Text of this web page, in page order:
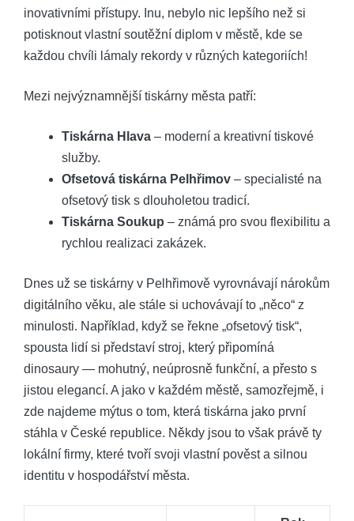
inovativními přístupy. ‍Inu, nebylo nic ‌lepšího než ⁣si
potisknout ⁢vlastní soutěžní diplom v městě, ⁤kde​ se
každou chvíli lámaly rekordy v různých kategoriích!
Mezi‍ nejvýznamnější tiskárny města patří:
Tiskárna Hlava – moderní ⁢a kreativní tiskové
⁤služby.
Ofsetová tiskárna Pelhřimov – specialisté na
ofsetový ⁢tisk s dlouholetou​ tradicí.
Tiskárna Soukup – známá pro svou flexibilitu a
rychlou ⁤realizaci zakázek.
Dnes už se tiskárny v Pelhřimově vyrovnávají nárokům
digitálního věku, ale stále‍ si⁤ uchovávají to „něco“ z
minulosti.⁢ Například, když ‌se ⁤řekne „ofsetový tisk“,
spousta lidí si představí ⁤stroj, který připomíná
⁤dinosaury — ⁣mohutný, neúprosně funkční, a přesto s
jistou⁣ elegancí. A⁤ jako v každém městě, samozřejmě, i
zde najdeme mýtus o⁣ tom, která tiskárna ⁤jako první⁤
stáhla v České republice. Někdy ⁢jsou to však právě ty
lokální firmy, které ​tvoří⁢ svoji ⁣vlastní ⁢pověst a silnou
identitu v hospodářství města.